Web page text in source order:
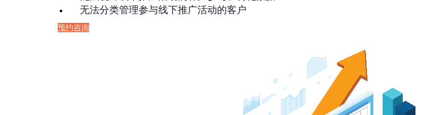
无法分类管理参与线下推广活动的客户
预约咨询